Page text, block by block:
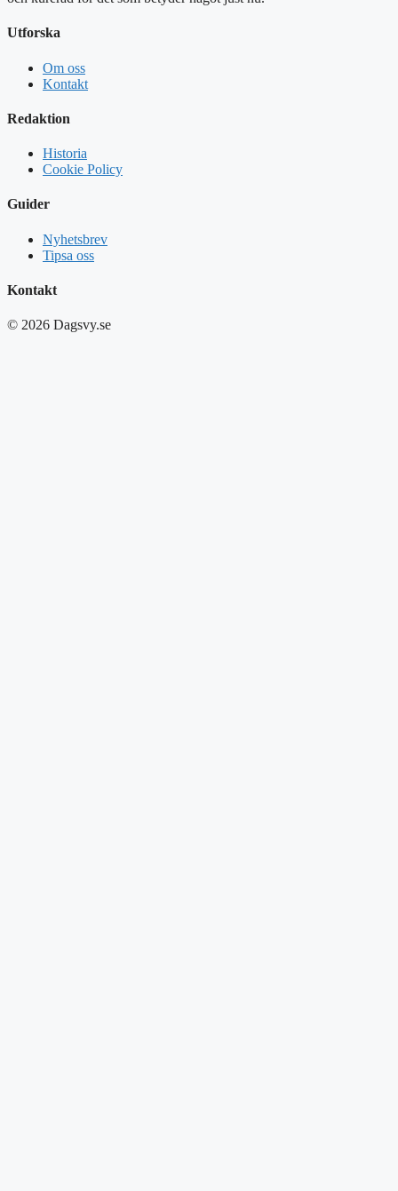
Utforska
Om oss
Kontakt
Redaktion
Historia
Cookie Policy
Guider
Nyhetsbrev
Tipsa oss
Kontakt
© 2026 Dagsvy.se